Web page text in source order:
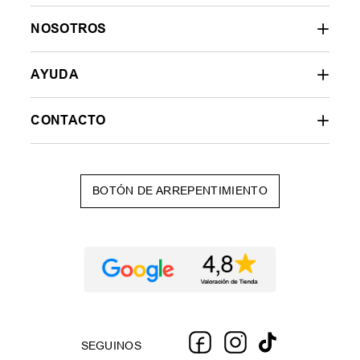
NOSOTROS
AYUDA
CONTACTO
BOTÓN DE ARREPENTIMIENTO
SEGUINOS